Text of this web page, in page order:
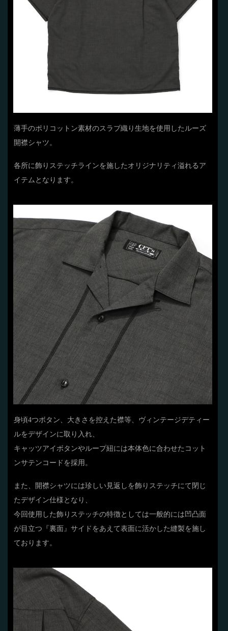
薄手のポリコットン素材のスラブ織り生地を使用したルーズ
開襟シャツ。
各所に飾りステッチラインを施したオリジナリティ溢れるア
イテムとなります。
身頃4つボタン、大きさを控えた襟等、ヴィンテージデティー
ルをデザインに取り入れ、
キャッツアイボタンやループ紐には本体色に合わせたコット
ンサテンコードを採用。
また、開襟シャツには珍しい見返しを飾りステッチにて閉じ
たデザイン仕様となり、
今回使用した飾りステッチの特徴としては一般的には凹凸面
が目立つ『裏面』サイドをあえて表面に活かした縫製を施し
ております。